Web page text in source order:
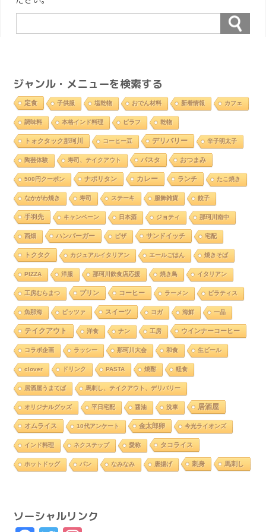
ジャンル・メニューを検索する
定食 子供服 塩乾物 おでん材料 新着情報 カフェ
調味料 本格インド料理 ピラフ 乾物
トォクタック那珂川 コーヒー豆 デリバリー 辛子明太子
陶芸体験 寿司、テイクアウト パスタ おつまみ
500円クーポン ナポリタン カレー ランチ たこ焼き
なかがわ焼き 寿司 ステーキ 服飾雑貨 餃子
手羽先 キャンペーン 日本酒 ジョティ 那珂川南中
西畑 ハンバーガー ピザ サンドイッチ 宅配
トクタク カジュアルイタリアン エールごはん 焼きそば
PIZZA 洋服 那珂川飲食店応援 焼き鳥 イタリアン
工房むらまつ プリン コーヒー ラーメン ピラティス
魚那海 ピッツァ スイーツ ヨガ 海鮮 一品
テイクアウト 洋食 ナン 工房 ウインナーコーヒー
コラボ企画 ラッシー 那珂川大会 和食 生ビール
clover ドリンク PASTA 焼酎 軽食
居酒屋うまてば 馬刺し、テイクアウト、デリバリー
オリジナルグッズ 平日宅配 醤油 洗車 居酒屋
オムライス 10代アンケート 金太郎卵 今光ライオンズ
インド料理 ネクステップ 愛称 タコライス
ホットドッグ パン なみなみ 唐揚げ 刺身 馬刺し
ソーシャルリンク